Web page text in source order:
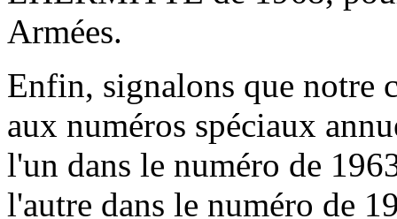
Armées.
Enfin, signalons que notre
aux numéros spéciaux
l'un dans le numéro de
l'autre dans le numéro de